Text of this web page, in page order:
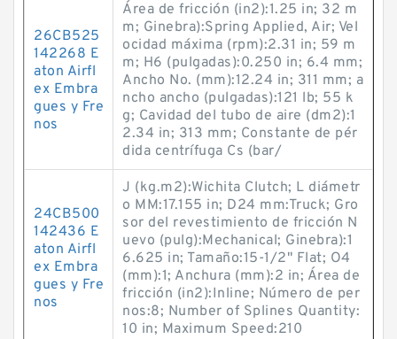
26CB525
142268 E
aton Airfl
ex Embra
gues y Fre
nos
Área de fricción (in2):1.25 in; 32 m
m; Ginebra):Spring Applied, Air; Vel
ocidad máxima (rpm):2.31 in; 59 m
m; H6 (pulgadas):0.250 in; 6.4 mm;
Ancho No. (mm):12.24 in; 311 mm; a
ncho ancho (pulgadas):121 lb; 55 k
g; Cavidad del tubo de aire (dm2):1
2.34 in; 313 mm; Constante de pér
dida centrífuga Cs (bar/
24CB500
142436 E
aton Airfl
ex Embra
gues y Fre
nos
J (kg.m2):Wichita Clutch; L diámetr
o MM:17.155 in; D24 mm:Truck; Gro
sor del revestimiento de fricción N
uevo (pulg):Mechanical; Ginebra):1
6.625 in; Tamaño:15-1/2" Flat; O4
(mm):1; Anchura (mm):2 in; Área de
fricción (in2):Inline; Número de per
nos:8; Number of Splines Quantity:
10 in; Maximum Speed:210